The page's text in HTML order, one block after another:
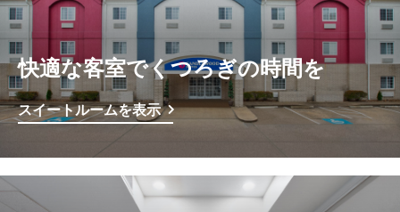
快適な客室でくつろぎの時間を
スイートルームを表示